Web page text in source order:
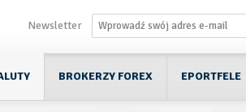
Newsletter
BROKERZY FOREX EPORTFELE